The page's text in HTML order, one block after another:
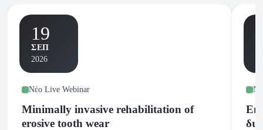
19
ΣΕΠ
2026
Νέο Live Webinar
Minimally invasive rehabilitation of
erosive tooth wear